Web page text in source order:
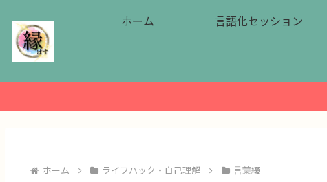
ホーム 言語化セッション
ホーム ライフハック・自己理解 言葉綴